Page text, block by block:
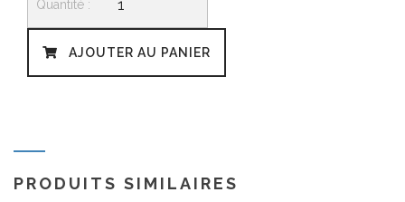
de
Garmin
Echomap
UHD
62cv
01
AJOUTER AU PANIER
PRODUITS SIMILAIRES